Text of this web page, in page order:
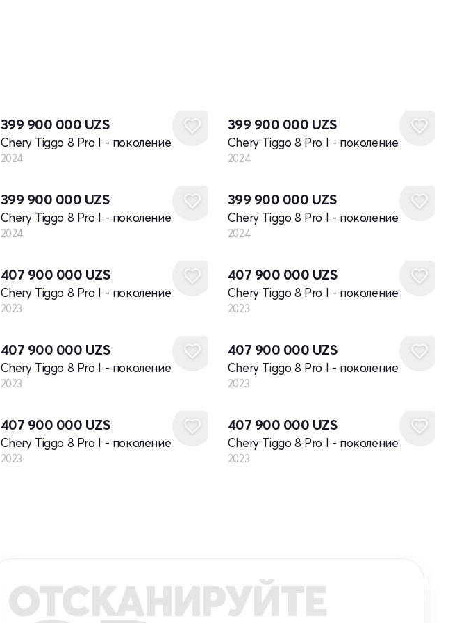
399 900 000 UZS
Chery Tiggo 8 Pro I - поколение
2024
399 900 000 UZS
Chery Tiggo 8 Pro I - поколение
2024
399 900 000 UZS
Chery Tiggo 8 Pro I - поколение
2024
399 900 000 UZS
Chery Tiggo 8 Pro I - поколение
2024
407 900 000 UZS
Chery Tiggo 8 Pro I - поколение
2023
407 900 000 UZS
Chery Tiggo 8 Pro I - поколение
2023
407 900 000 UZS
Chery Tiggo 8 Pro I - поколение
2023
407 900 000 UZS
Chery Tiggo 8 Pro I - поколение
2023
407 900 000 UZS
Chery Tiggo 8 Pro I - поколение
2023
407 900 000 UZS
Chery Tiggo 8 Pro I - поколение
2023
ОТСКАНИРУЙТЕ